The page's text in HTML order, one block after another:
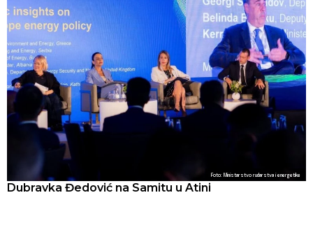
Foto: Ministarstvo rudarstva i energetike
Dubravka Đedović na Samitu u Atini